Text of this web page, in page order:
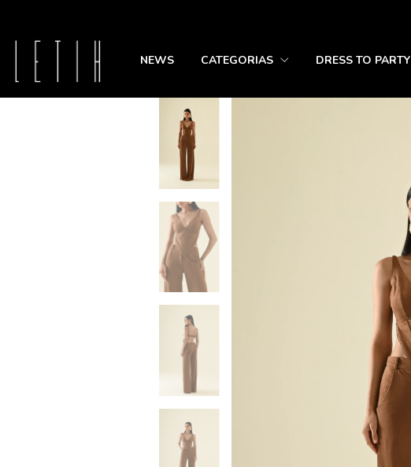
NEWS CATEGORIAS DRESS TO PARTY